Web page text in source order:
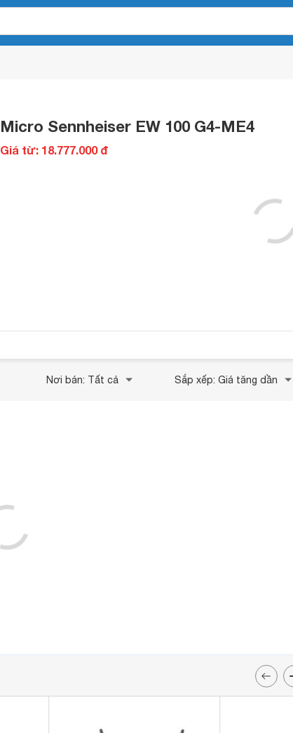
Micro Sennheiser EW 100 G4-ME4
Giá từ: 18.777.000 đ
Nơi bán: Tất cả Sắp xếp: Giá tăng dần